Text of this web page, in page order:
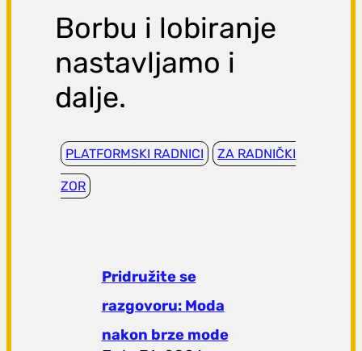
Borbu i lobiranje
nastavljamo i
dalje.
PLATFORMSKI RADNICI ZA RADNIČKI
ZOR
Pridružite se
razgovoru: Moda
nakon brze mode